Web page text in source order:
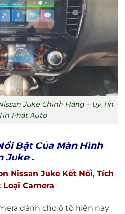
Juke Chính Hãng – Uy Tín
Phát Auto
Bật Của Màn Hình
Juke .
Nissan Juke Kết Nối, Tích
Loại Camera
dành cho ô tô hiện nay